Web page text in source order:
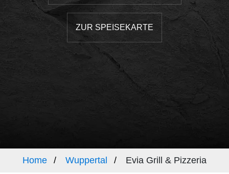
ZUR SPEISEKARTE
Home Wuppertal Evia Grill & Pizzeria